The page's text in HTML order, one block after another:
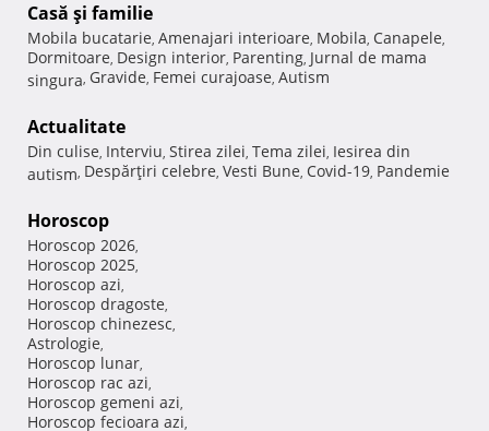
Casă şi familie
Mobila bucatarie, Amenajari interioare, Mobila, Canapele,
Dormitoare, Design interior, Parenting, Jurnal de mama
singura, Gravide, Femei curajoase, Autism
Actualitate
Din culise, Interviu, Stirea zilei, Tema zilei, Iesirea din
autism, Despărţiri celebre, Vesti Bune, Covid-19, Pandemie
Horoscop
Horoscop 2026,
Horoscop 2025,
Horoscop azi,
Horoscop dragoste,
Horoscop chinezesc,
Astrologie,
Horoscop lunar,
Horoscop rac azi,
Horoscop gemeni azi,
Horoscop fecioara azi,